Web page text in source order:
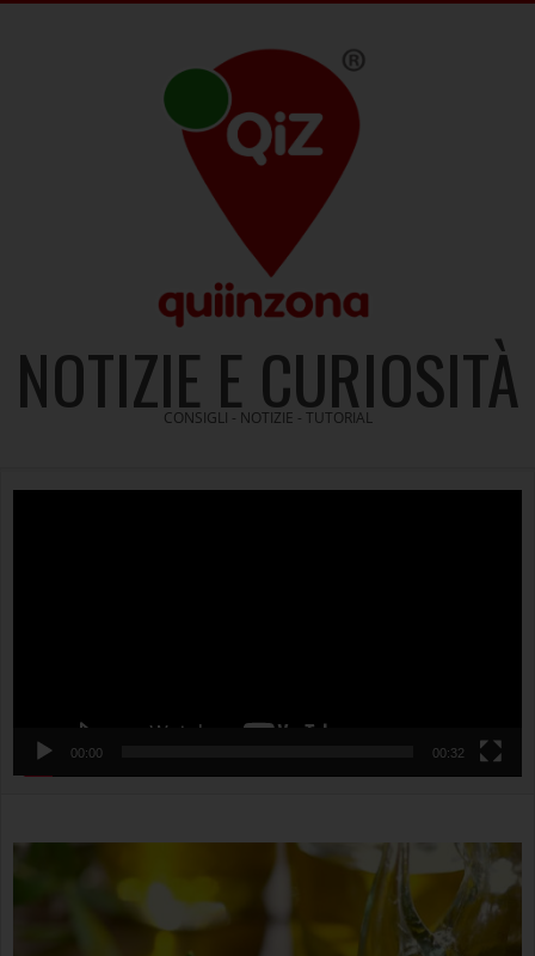
NOTIZIE E CURIOSITÀ
CONSIGLI - NOTIZIE - TUTORIAL
00:00 00:32